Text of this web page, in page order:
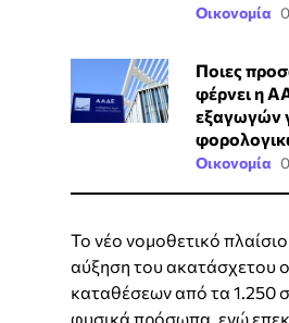
Οικονομία
Ποιες
φέρνει η
εξαγωγών
Οικονομία
Το νέο νομοθετικό
αύξηση του ακατάσχετου
καταθέσεων από τα 1.250
φυσικά πρόσωπα, ενώ